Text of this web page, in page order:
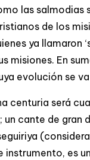
las salmodias
de los
ya llamaron
misiones. En
evolución se
centuria será
un cante de
instrumento, es